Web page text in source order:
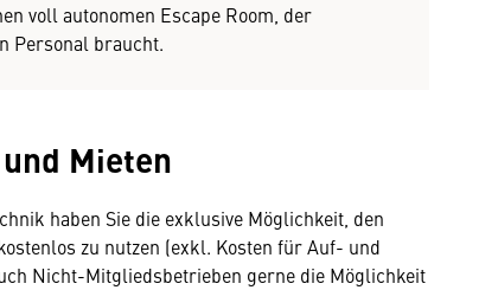
voll autonomen Escape Room, der
Personal braucht.
Mieten
haben Sie die exklusive Möglichkeit, den
zu nutzen (exkl. Kosten für Auf- und
Nicht-Mitgliedsbetrieben gerne die Möglichkeit